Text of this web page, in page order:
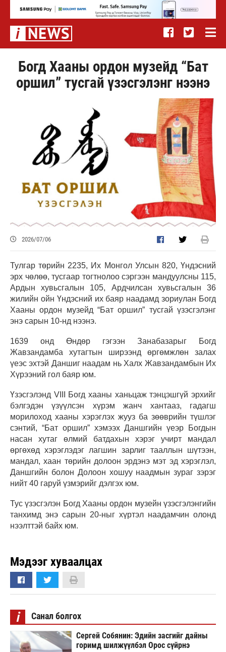
Богд Хааны ордон музейд “Бат
оршил” тусгай үзэсгэлэнг нээнэ
2026/07/06
Тулгар төрийн 2235, Их Монгол Улсын 820, Үндэсний
эрх чөлөө, тусгаар тогтнолоо сэргээн мандуулсны 115,
Ардын хувьсгалын 105, Ардчилсан хувьсгалын 36
жилийн ойн Үндэсний их баяр наадамд зориулан Богд
Хааны ордон музейд “Бат оршил” тусгай үзэсгэлэнг
энэ сарын 10-нд нээнэ.
1639 онд Өндөр гэгээн Занабазарыг Богд
Жавзандамба хутагтын ширээнд өргөмжлөн залах
үеэс эхтэй Даншиг наадам нь Халх Жавзандамбын Их
Хүрээний гол баяр юм.
Үзэсгэлэнд VIII Богд хааны ханьцаж тэнцэшгүй эрхийг
бэлгэдэн үзүүлсэн хүрэм жанч хантааз, гадагш
морилоход хааны хэрэглэх жууз ба зөөврийн түшлэг
сэнтий, “Бат оршил” хэмээх Даншгийн үеэр Богдын
насан хутаг өлмий батдахын хэрэг учирт мандал
өргөхөд хэрэглэдэг лагшин зарлиг тааллын шүтээн,
мандал, хаан төрийн долоон эрдэнэ мэт эд хэрэглэл,
Даншгийн болон Долоон хошуу наадмын зураг зэрэг
нийт 40 гаруй үзмэрийг дэлгэх юм.
Тус үзэсгэлэн Богд Хааны ордон музейн үзэсгэлэнгийн
танхимд энэ сарын 20-ныг хүртэл наадамчин олонд
нээлттэй байх юм.
Мэдээг хуваалцах
i Санал болгох
Сергей Собянин: Эдийн засгийг дайны
горимд шилжүүлбэл Орос сүйрнэ